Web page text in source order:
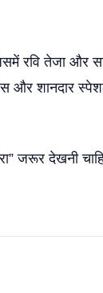
रवि तेजा
और शानदार
जरूर देखनी